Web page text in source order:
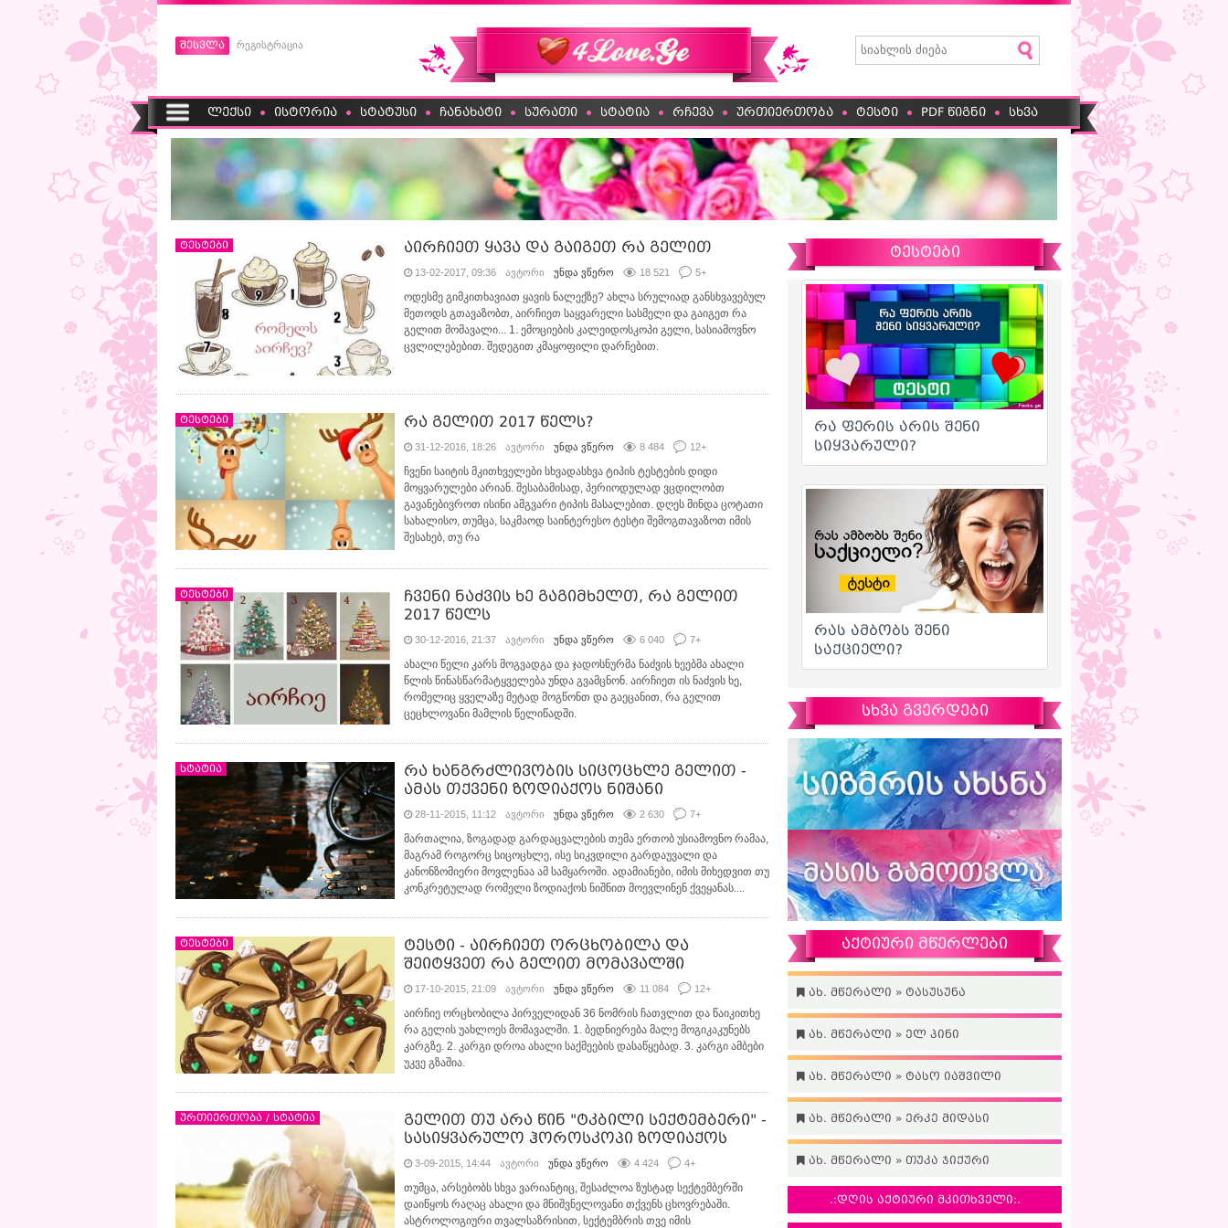
შესვლა რეგისტრაცია
ლექსი ისტორია სტატუსი ჩანახატი სურათი სტატია რჩევა ურთიერთობა ტესტი PDF წიგნი სხვა
ტესტები აირჩიეთ ყავა და გაიგეთ რა გელით
13-02-2017, 09:36 ავტორი უნდა ვწერო 18 521 5+
ოდესმე გიმკითხავიათ ყავის ნალექზე? ახლა სრულიად განსხვავებულ
მეთოდს გთავაზობთ, აირჩიეთ საყვარელი სასმელი და გაიგეთ რა
გელით მომავალი... 1. ემოციების კალეიდოსკოპი გელი, სასიამოვნო
ცვლილებებით. შედეგით კმაყოფილი დარჩებით.
ტესტები რა გელით 2017 წელს?
31-12-2016, 18:26 ავტორი უნდა ვწერო 8 484 12+
ჩვენი საიტის მკითხველები სხვადასხვა ტიპის ტესტების დიდი
მოყვარულები არიან. შესაბამისად, პერიოდულად ვცდილობთ
გავანებივროთ ისინი ამგვარი ტიპის მასალებით. დღეს მინდა ცოტათი
სახალისო, თუმცა, საკმაოდ საინტერესო ტესტი შემოგთავაზოთ იმის
შესახებ, თუ რა
ტესტები
ჩვენი ნაძვის ხე გაგიმხელთ, რა გელით
2017 წელს
30-12-2016, 21:37 ავტორი უნდა ვწერო 6 040 7+
ახალი წელი კარს მოგვადგა და ჯადოსნურმა ნაძვის ხეებმა ახალი
წლის წინასწარმატყველება უნდა გვამცნონ. აირჩიეთ ის ნაძვის ხე,
რომელიც ყველაზე მეტად მოგწონთ და გაეცანით, რა გელით
ცეცხლოვანი მამლის წელიწადში.
სტატია
რა ხანგრძლივობის სიცოცხლე გელით -
ამას თქვენი ზოდიაქოს ნიშანი
28-11-2015, 11:12 ავტორი უნდა ვწერო 2 630 7+
მართალია, ზოგადად გარდაცვალების თემა ერთობ უსიამოვნო რამაა,
მაგრამ როგორც სიცოცხლე, ისე სიკვდილი გარდაუვალი და
კანონზომიერი მოვლენაა ამ სამყაროში. ადამიანები, იმის მიხედვით თუ
კონკრეტულად რომელი ზოდიაქოს ნიშნით მოევლინენ ქვეყანას....
ტესტები
ტესტი - აირჩიეთ ორცხობილა და
შეიტყვეთ რა გელით მომავალში
17-10-2015, 21:09 ავტორი უნდა ვწერო 11 084 12+
აირჩიე ორცხობილა პირველიდან 36 ნომრის ჩათვლით და წაიკითხე
რა გელის უახლოეს მომავალში. 1. ბედნიერება მალე მოგიკაკუნებს
კარგზე. 2. კარგი დროა ახალი საქმეების დასაწყებად. 3. კარგი ამბები
უკვე გზაშია.
ურთიერთობა / სტატია
გელით თუ არა წინ "ტკბილი სექტემბერი" -
სასიყვარულო ჰოროსკოპი ზოდიაქოს
3-09-2015, 14:44 ავტორი უნდა ვწერო 4 424 4+
თუმცა, არსებობს სხვა ვარიანტიც, შესაძლოა ზუსტად სექტემბერში
დაიწყოს რაღაც ახალი და მნიშვნელოვანი თქვენს ცხოვრებაში.
ასტროლოგიური თვალსაზრისით, სექტემბრის თვე იმის
ტესტები
სხვა გვერდები
აქტიური მწერლები
ახ. მწერალი » ტასუსუნა
ახ. მწერალი » ელ პინი
ახ. მწერალი » ტასო იაშვილი
ახ. მწერალი » ერკე მიდასი
ახ. მწერალი » თუკა ჯიქური
.:დღის აქტიური მკითხველი:.